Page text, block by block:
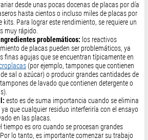
desde unas pocas docenas de placas por día
hasta cientos o incluso miles de placas por
Para lograr este rendimiento, se requiere un
muy rápido.
problemáticos: los reactivos
de placas pueden ser problemáticos, ya
finas agujas que se encuentran típicamente en
(por ejemplo, tampones que contienen
sal o azúcar) o producir grandes cantidades de
de lavado que contienen detergente o
esto es de suma importancia cuando se elimina
que cualquier residuo interferiría con el ensayo
en las placas.
tiempo es oro cuando se procesan grandes
lo tanto, es importante comenzar su trabajo